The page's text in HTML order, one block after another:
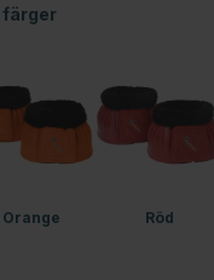
färger
Orange Röd